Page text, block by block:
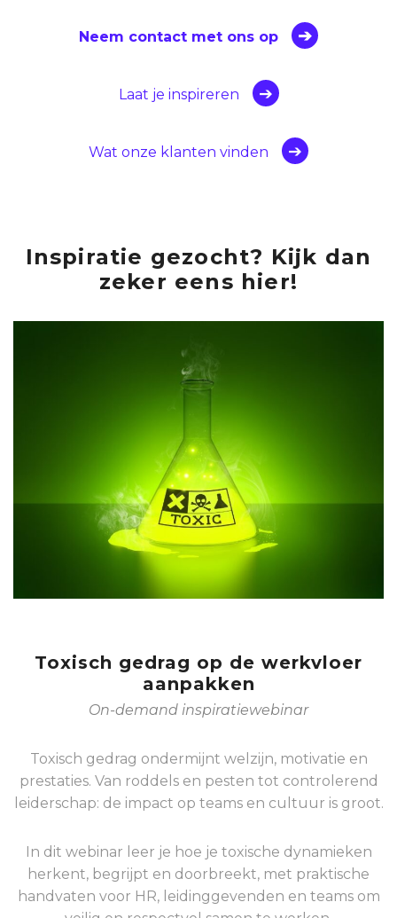
Neem contact met ons op
Laat je inspireren
Wat onze klanten vinden
Inspiratie gezocht? Kijk dan
zeker eens hier!
Toxisch gedrag op de werkvloer
aanpakken
On-demand inspiratiewebinar
Toxisch gedrag ondermijnt welzijn, motivatie en
prestaties. Van roddels en pesten tot controlerend
leiderschap: de impact op teams en cultuur is groot.
In dit webinar leer je hoe je toxische dynamieken
herkent, begrijpt en doorbreekt, met praktische
handvaten voor HR, leidinggevenden en teams om